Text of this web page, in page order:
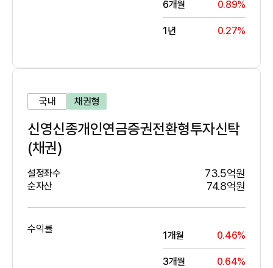
6개월 0.89%
1년 0.27%
국내 채권형
신영신종개인연금증권전환형투자신탁
(채권)
설정좌수 73.5억원
순자산 74.8억원
수익률
1개월 0.46%
3개월 0.64%